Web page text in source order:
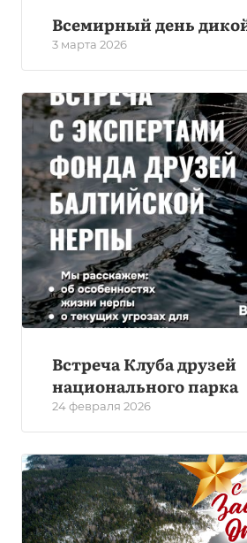
Всемирный день
3 марта 2026
Встреча Клуба друзей
национального парка
24 февраля 2026